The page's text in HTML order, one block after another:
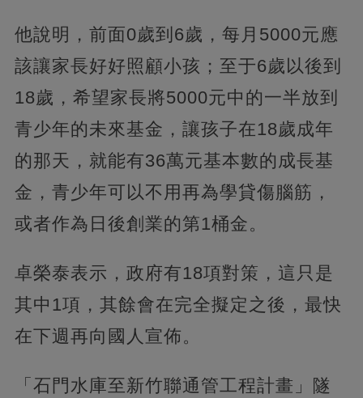
他說明，前面0歲到6歲，每月5000元應
該讓家長好好照顧小孩；至于6歲以後到
18歲，希望家長將5000元中的一半放到
青少年的未來基金，讓孩子在18歲成年
的那天，就能有36萬元基本數的成長基
金，青少年可以不用再為學貸傷腦筋，
或者作為日後創業的第1桶金。
卓榮泰表示，政府有18項對策，這只是
其中1項，其餘會在完全擬定之後，最快
在下週再向國人宣佈。
「石門水庫至新竹聯通管工程計畫」隧